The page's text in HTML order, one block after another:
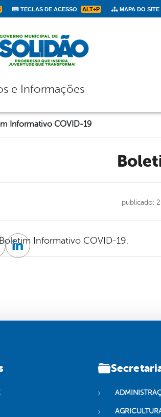
TECLAS DE ACESSO ALT+P MAPA DO SITE
de navegação
e Informações
Informativo COVID-19
publicado:
Informativo COVID-19.
Linkedin